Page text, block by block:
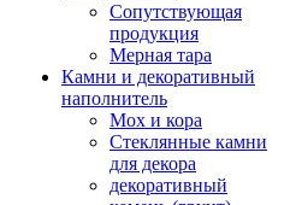
Сопутствующая
продукция
Мерная тара
Камни и декоративный
наполнитель
Мох и кора
Стеклянные камни
для декора
декоративный